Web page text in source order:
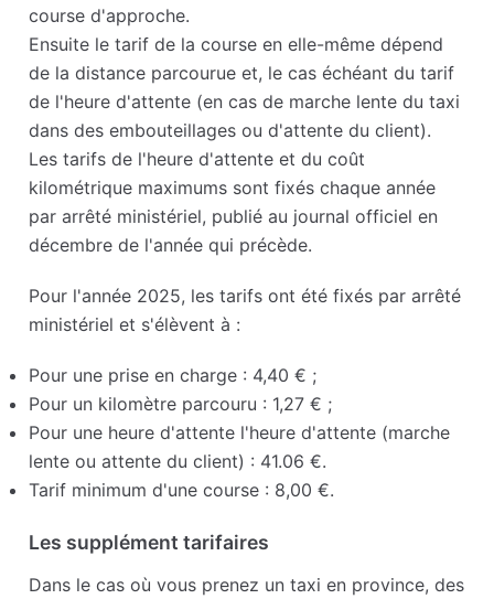
course d'approche.
Ensuite le tarif de la course en elle-même dépend
de la distance parcourue et, le cas échéant du tarif
de l'heure d'attente (en cas de marche lente du taxi
dans des embouteillages ou d'attente du client).
Les tarifs de l'heure d'attente et du coût
kilométrique maximums sont fixés chaque année
par arrêté ministériel, publié au journal officiel en
décembre de l'année qui précède.
Pour l'année 2025, les tarifs ont été fixés par arrêté
ministériel et s'élèvent à :
Pour une prise en charge : 4,40 € ;
Pour un kilomètre parcouru : 1,27 € ;
Pour une heure d'attente l'heure d'attente (marche
lente ou attente du client) : 41.06 €.
Tarif minimum d'une course : 8,00 €.
Les supplément tarifaires
Dans le cas où vous prenez un taxi en province, des